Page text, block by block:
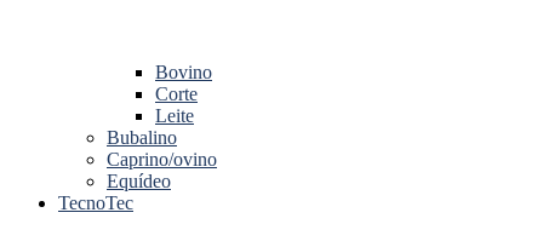
Bovino
Corte
Leite
Bubalino
Caprino/ovino
Equídeo
TecnoTec